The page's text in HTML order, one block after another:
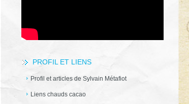
PROFIL ET LIENS
Profil et articles de Sylvain Métafiot
Liens chauds cacao